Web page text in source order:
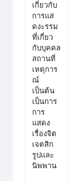
เกี่ยวกับ
การแส
ดงะรรม
ที่เกี่ยว
กับบุคคล
สถานที่
เหตุการ
ณ์
เป็นต้น
เป็นการ
การ
แสดง
เรื่องจิต
เจตสิก
รูปและ
นิพพาน